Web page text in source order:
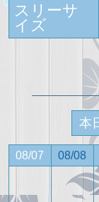
スリーサ
イズ
本
08/07 08/08